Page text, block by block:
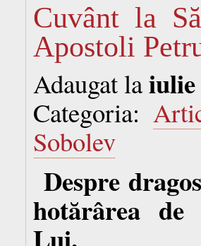
Cuvânt la
Apostoli
Adaugat laiulie
Categoria:
Sobolev
Despre
hotărârea
Lui.